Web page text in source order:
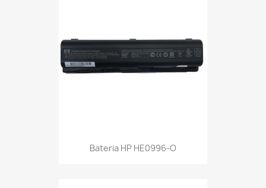
Bateria HP HE0996-O